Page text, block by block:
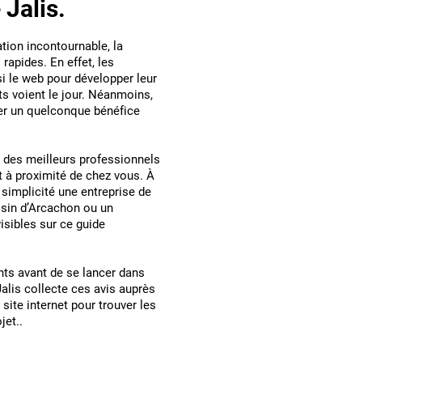
incontournable, la
En effet, les
web pour développer leur
voient le jour. Néanmoins,
un quelconque bénéfice
meilleurs professionnels
à proximité de chez vous. À
une entreprise de
d’Arcachon ou un
sur ce guide
avant de se lancer dans
collecte ces avis auprès
internet pour trouver les